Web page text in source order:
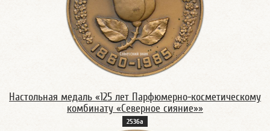
Настольная медаль «125 лет Парфюмерно-косметическому
комбинату «Северное сияние»»
2536а